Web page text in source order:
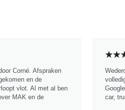
Corné. Afspraken
en de
vlot. Al met al ben
MAK en de
car,